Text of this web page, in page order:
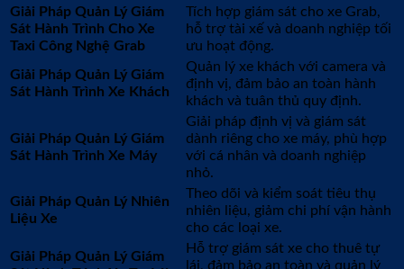
Giải Pháp Quản Lý Giám
Sát Hành Trình Cho Xe
Taxi Công Nghệ Grab
Tích hợp giám sát cho xe Grab,
hỗ trợ tài xế và doanh nghiệp tối
ưu hoạt động.
Giải Pháp Quản Lý Giám
Sát Hành Trình Xe Khách
Quản lý xe khách với camera và
định vị, đảm bảo an toàn hành
khách và tuân thủ quy định.
Giải Pháp Quản Lý Giám
Sát Hành Trình Xe Máy
Giải pháp định vị và giám sát
dành riêng cho xe máy, phù hợp
với cá nhân và doanh nghiệp
nhỏ.
Giải Pháp Quản Lý Nhiên
Liệu Xe
Theo dõi và kiểm soát tiêu thụ
nhiên liệu, giảm chi phí vận hành
cho các loại xe.
Giải Pháp Quản Lý Giám
Hỗ trợ giám sát xe cho thuê tự
lái, đảm bảo an toàn và quản lý